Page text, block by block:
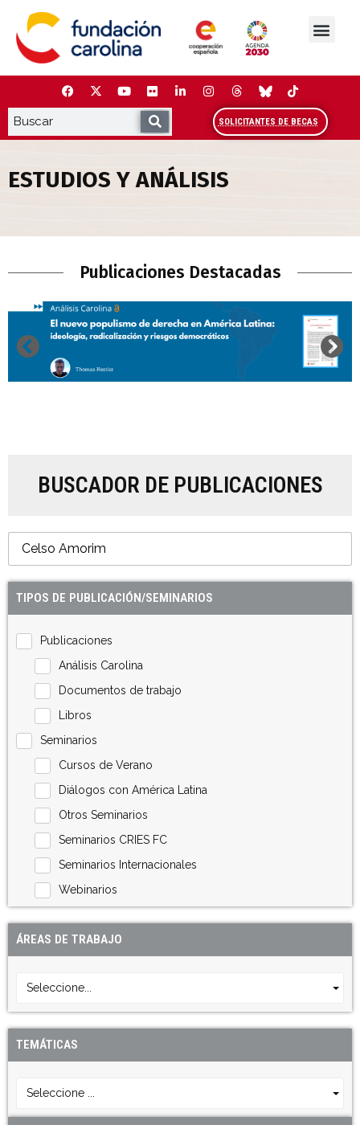
contenido
SOLICITANTES DE BECAS
ESTUDIOS Y ANÁLISIS
Publicaciones Destacadas
BUSCADOR DE PUBLICACIONES
TIPOS DE PUBLICACIÓN/SEMINARIOS
Publicaciones
Análisis Carolina
Documentos de trabajo
Libros
Seminarios
Cursos de Verano
Diálogos con América Latina
Otros Seminarios
Seminarios CRIES FC
Seminarios Internacionales
Webinarios
ÁREAS DE TRABAJO
Seleccione...
TEMÁTICAS
Seleccione ...